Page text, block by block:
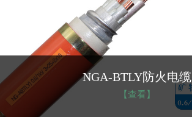
NGA-BTLY防火电缆
【查看】